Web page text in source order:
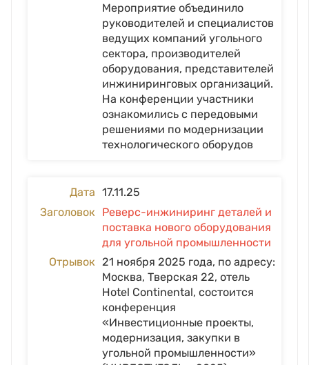
Мероприятие объединило
руководителей и специалистов
ведущих компаний угольного
сектора, производителей
оборудования, представителей
инжиниринговых организаций.
На конференции участники
ознакомились с передовыми
решениями по модернизации
технологического оборудов
17.11.25
Реверс-инжиниринг деталей и
поставка нового оборудования
для угольной промышленности
21 ноября 2025 года, по адресу:
Москва, Тверская 22, отель
Hotel Continental, состоится
конференция
«Инвестиционные проекты,
модернизация, закупки в
угольной промышленности»